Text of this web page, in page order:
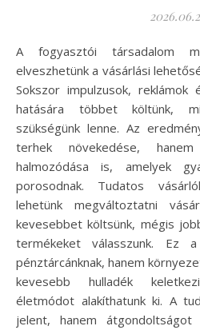
A fogyasztói társadalom mindennapjaiban könnyen
elveszhetünk a vásárlási
Sokszor impulzusok,
hatására többet költünk,
szükségünk lenne. Az
terhek növekedése,
halmozódása is, amelyek
porosodnak. Tudatos
lehetünk megváltoztatni
kevesebbet költsünk, mégis
termékeket válasszunk. Ez
pénztárcánknak, hanem
kevesebb hulladék
életmódot alakíthatunk ki. A
jelent, hanem